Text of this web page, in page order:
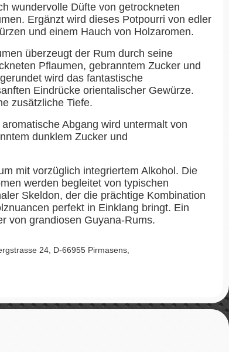
wundervolle Düfte von getrockneten
Ergänzt wird dieses Potpourri von edler
und einem Hauch von Holzaromen.
überzeugt der Rum durch seine
Pflaumen, gebranntem Zucker und
wird das fantastische
Eindrücke orientalischer Gewürze.
zusätzliche Tiefe.
Abgang wird untermalt von
dunklem Zucker und
mit vorzüglich integriertem Alkohol. Die
werden begleitet von typischen
Skeldon, der die prächtige Kombination
perfekt in Einklang bringt. Ein
von grandiosen Guyana-Rums.
24, D-66955 Pirmasens,